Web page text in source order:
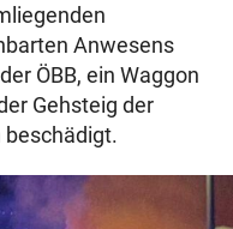
Anwesens
ÖBB, ein Waggon
Gehsteig der
beschädigt.